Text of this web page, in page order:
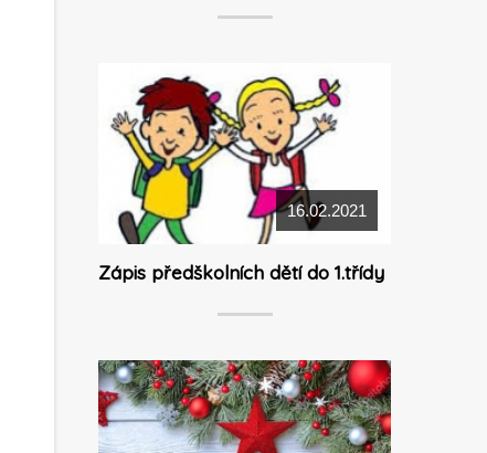
16.02.2021
Zápis předškolních dětí do 1.třídy